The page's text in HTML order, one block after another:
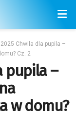
Chwila dla pupila –
Cz. 2
pupila –
w domu?